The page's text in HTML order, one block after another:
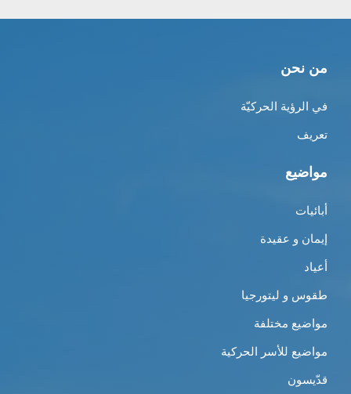
من نحن
في الرؤية الحركيّة
تعريف
مواضيع
أبائيات
إيمان و عقيدة
أعياد
طقوس و ليتورجيا
مواضيع مختلفة
مواضيع للأسر الحركية
قدّيسون